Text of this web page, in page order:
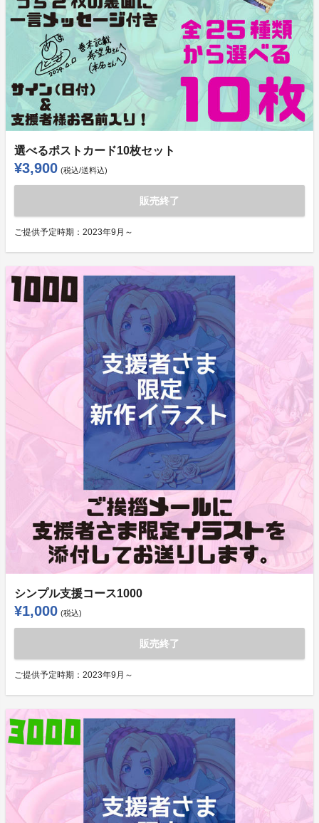
選べるポストカード10枚セット
¥3,900 (税込/送料込)
販売終了
ご提供予定時期： 2023年9月～
シンプル支援コース1000
¥1,000 (税込)
販売終了
ご提供予定時期： 2023年9月～